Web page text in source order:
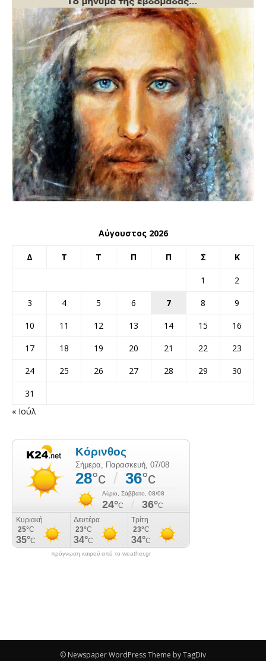
Αύγουστος 2026
Δ Τ Τ Π Π Σ Κ
1
2
3
4 5 6 7 8
9
10
11 12 13 14 15
16
17
18 19 20 21 22
23
24
25 26 27 28 29
30
31
« Ιούλ
πρόγνωση καιρού από το weather.gr
© Newspaper WordPress Theme by TagDiv